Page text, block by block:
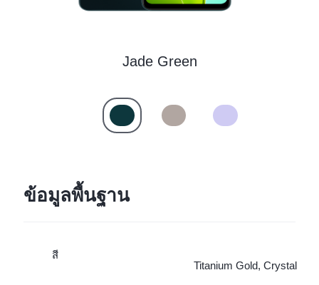
Jade Green
ข้อมูลพื้นฐาน
สี
Titanium Gold, Crystal